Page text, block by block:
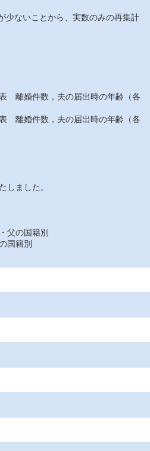
ないことから、実数のみの再集計
婚件数，夫の届出時の年齢（各
婚件数，夫の届出時の年齢（各
しました。
の国籍別
国籍別